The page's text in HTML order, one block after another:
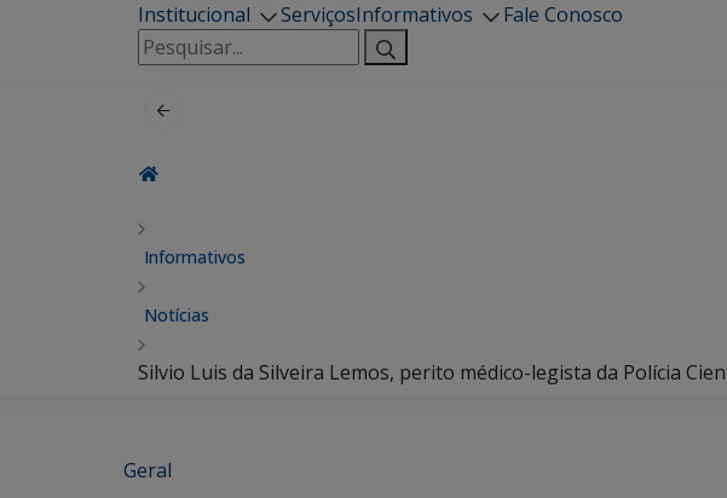
Institucional ServiçosInformativos
Fale Conosco
Pesquisar
por:
Informativos
Notícias
Silvio Luis da Silveira Lemos, perito médico-legista da Polícia
Geral